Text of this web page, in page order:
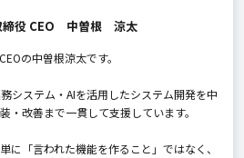
締役 CEO 中曽根 涼太
の中曽根涼太です。
システム・AIを活用したシステム開発を中
・改善まで一貫して支援しています。
に「言われた機能を作ること」ではなく、